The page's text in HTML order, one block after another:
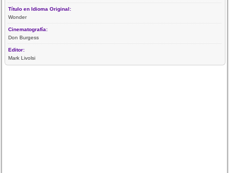
Título en Idioma Original:
Wonder
Cinematografía:
Don Burgess
Editor:
Mark Livolsi